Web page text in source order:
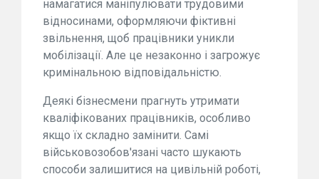
намагатися маніпулювати трудовими
відносинами, оформляючи фіктивні
звільнення, щоб працівники уникли
мобілізації. Але це незаконно і загрожує
кримінальною відповідальністю.
Деякі бізнесмени прагнуть утримати
кваліфікованих працівників, особливо
якщо їх складно замінити. Самі
військовозобов'язані часто шукають
способи залишитися на цивільній роботі,